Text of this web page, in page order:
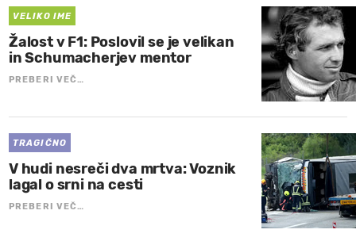
VELIKO IME
Žalost v F1: Poslovil se je velikan
in Schumacherjev mentor
PREBERI VEČ…
TRAGIČNO
V hudi nesreči dva mrtva: Voznik
lagal o srni na cesti
PREBERI VEČ…